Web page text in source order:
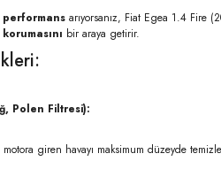
performans arıyorsanız, Fiat Egea 1.4 Fire
bir araya getirir.
Polen Filtresi):
giren havayı maksimum düzeyde